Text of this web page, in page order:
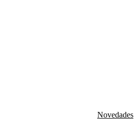
Novedades